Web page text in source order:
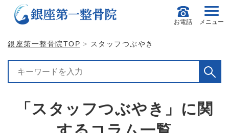
お電話 メニュー
銀座第一整骨院TOP スタッフつぶやき
「スタッフつぶやき」に関